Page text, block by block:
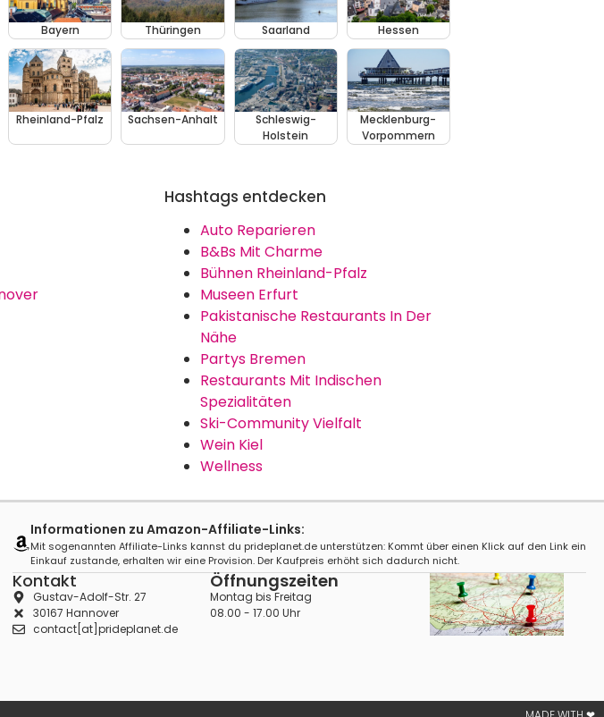
Bayern Thüringen Saarland Hessen
Rheinland-Pfalz Sachsen-Anhalt
Schleswig-
Holstein
Mecklenburg-
Vorpommern
Hashtags entdecken
Auto Reparieren
B&Bs Mit Charme
Bühnen Rheinland-Pfalz
Museen Erfurt
Pakistanische Restaurants In Der
Nähe
Partys Bremen
Restaurants Mit Indischen
Spezialitäten
Ski-Community Vielfalt
Wein Kiel
Wellness
Informationen zu Amazon-Affiliate-Links:
Mit sogenannten Affiliate-Links kannst du prideplanet.de unterstützen: Kommt über einen Klick auf den Link ein
Einkauf zustande, erhalten wir eine Provision. Der Kaufpreis erhöht sich dadurch nicht.
Kontakt
Gustav-Adolf-Str. 27
30167 Hannover
contact[at]prideplanet.de
Öffnungszeiten
Montag bis Freitag
08.00 - 17.00 Uhr